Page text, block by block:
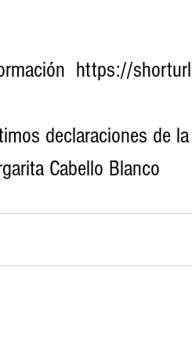
https://
declaraciones de la
Cabello Blanco